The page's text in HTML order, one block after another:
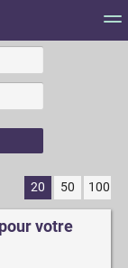
20 50 100
votre